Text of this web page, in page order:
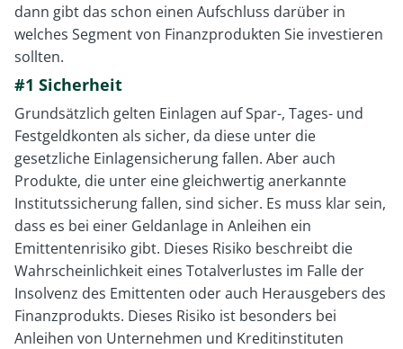
dann gibt das schon einen Aufschluss darüber in
welches Segment von Finanzprodukten Sie investieren
sollten.
#1 Sicherheit
Grundsätzlich gelten Einlagen auf Spar-, Tages- und
Festgeldkonten als sicher, da diese unter die
gesetzliche Einlagensicherung fallen. Aber auch
Produkte, die unter eine gleichwertig anerkannte
Institutssicherung fallen, sind sicher. Es muss klar sein,
dass es bei einer Geldanlage in Anleihen ein
Emittentenrisiko gibt. Dieses Risiko beschreibt die
Wahrscheinlichkeit eines Totalverlustes im Falle der
Insolvenz des Emittenten oder auch Herausgebers des
Finanzprodukts. Dieses Risiko ist besonders bei
Anleihen von Unternehmen und Kreditinstituten